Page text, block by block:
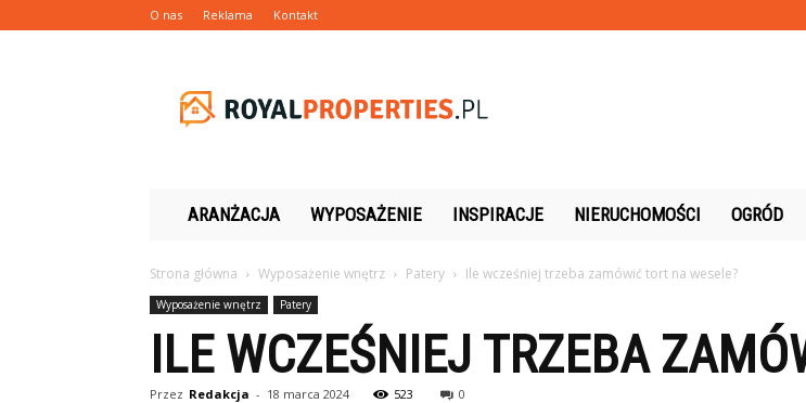
O nas Reklama Kontakt
ARANŻACJA WYPOSAŻENIE INSPIRACJE NIERUCHOMOŚCI OGRÓD
Strona główna Wyposażenie wnętrz Patery Ile wcześniej trzeba zamówić tort na wesele?
Wyposażenie wnętrz Patery
ILE WCZEŚNIEJ TRZEBA
Przez Redakcja - 18 marca 2024 523 0